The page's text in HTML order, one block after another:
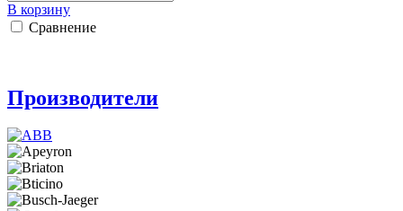
В корзину
Сравнение
Производители